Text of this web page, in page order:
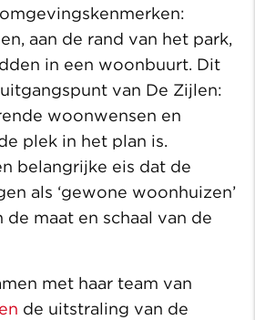
aan de rand van het park,
in een woonbuurt. Dit
van De Zijlen:
woonwensen en
plek in het plan is.
belangrijke eis dat de
als ‘gewone woonhuizen’
de maat en schaal van de
met haar team van
de uitstraling van de